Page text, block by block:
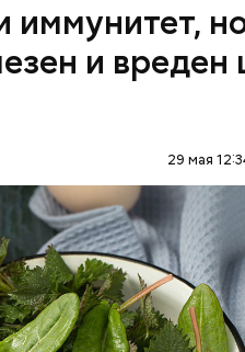
иммунитет,
и вреден
29 мая
в том, что он
которая может